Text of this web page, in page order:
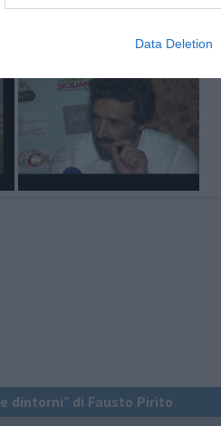
Data Deletion
dintorni” di Fausto Pirìto